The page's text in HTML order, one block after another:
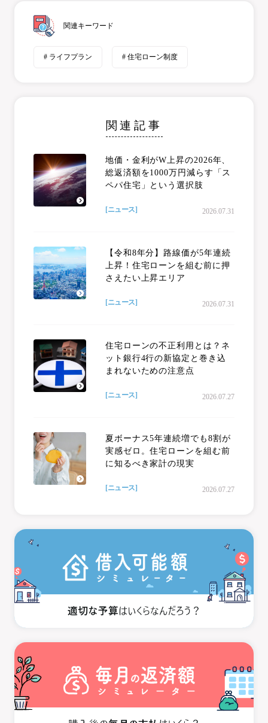
関連キーワード
# ライフプラン # 住宅ローン制度
関連記事
地価・金利がW上昇の2026年、
総返済額を1000万円減らす「ス
ペパ住宅」という選択肢
[ニュース] 2026.07.31
【令和8年分】路線価が5年連続
上昇！住宅ローンを組む前に押
さえたい上昇エリア
[ニュース] 2026.07.31
住宅ローンの不正利用とは？ネ
ット銀行4行の新協定と巻き込
まれないための注意点
[ニュース] 2026.07.27
夏ボーナス5年連続増でも8割が
実感ゼロ。住宅ローンを組む前
に知るべき家計の現実
[ニュース] 2026.07.27